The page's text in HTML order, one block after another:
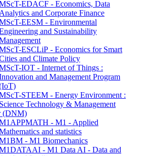
EDACF - Economics, Data
Analytics and Corporate Finance
EESM - Environmental
and Sustainability
ESCLiP - Economics for Smart
and Climate Policy
IOT - Internet of Things :
and Management Program
STEEM - Energy Environment :
Science Technology & Management
(DNM)
- M1 - Applied
and statistics
- M1 Biomechanics
- M1 Data AI - Data and